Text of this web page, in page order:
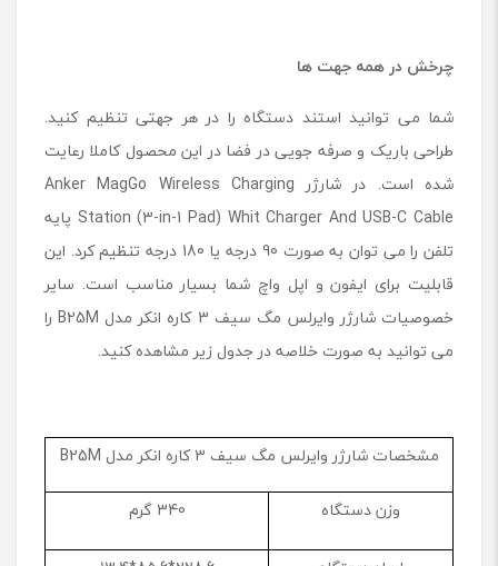
چرخش در همه جهت ها
شما می توانید استند دستگاه را در هر جهتی تنظیم کنید.
طراحی باریک و صرفه جویی در فضا در این محصول کاملا رعایت
شده است. در شارژر Anker MagGo Wireless Charging
Station (3-in-1 Pad) Whit Charger And USB-C Cable پایه
تلفن را می توان به صورت 90 درجه یا 180 درجه تنظیم کرد. این
قابلیت برای ایفون و اپل واچ شما بسیار مناسب است. سایر
خصوصیات شارژر وایرلس مگ سیف 3 کاره انکر مدل B25M را
می توانید به صورت خلاصه در جدول زیر مشاهده کنید.
مشخصات شارژر وایرلس مگ سیف 3 کاره انکر مدل B25M
وزن دستگاه
340 گرم